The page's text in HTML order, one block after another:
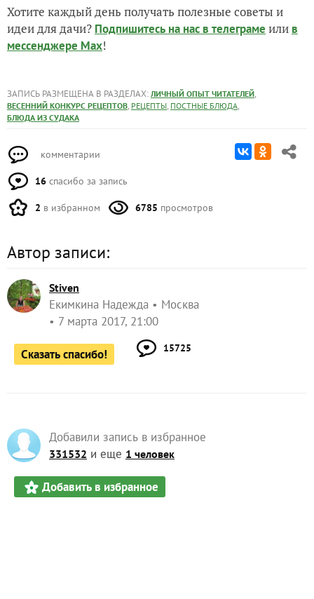
Хотите каждый день получать полезные советы и
идеи для дачи? Подпишитесь на нас в телеграме или в
мессенджере Max!
ЗАПИСЬ РАЗМЕЩЕНА В РАЗДЕЛАХ: ЛИЧНЫЙ ОПЫТ ЧИТАТЕЛЕЙ,
ВЕСЕННИЙ КОНКУРС РЕЦЕПТОВ, РЕЦЕПТЫ, ПОСТНЫЕ БЛЮДА,
БЛЮДА ИЗ СУДАКА
комментарии
16 спасибо за запись
2 в избранном 6785 просмотров
Автор записи:
Stiven
Екимкина Надежда
Москва
7 марта 2017, 21:00
Сказать спасибо! 15725
Добавили запись в избранное
331532 и еще 1 человек
Добавить в избранное